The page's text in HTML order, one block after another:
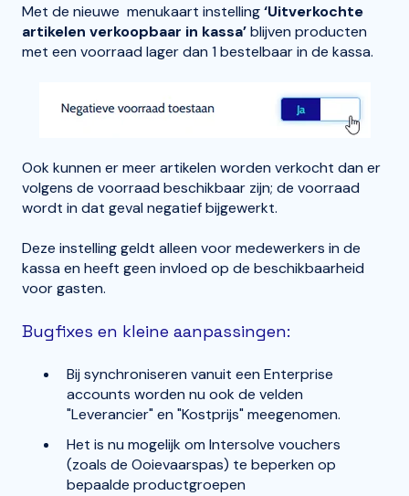
Met de nieuwe menukaart instelling‘Uitverkochte
artikelen verkoopbaar in kassa’blijven producten
met een voorraad lager dan 1 bestelbaar in de kassa.
Ook kunnen er meer artikelen worden verkocht dan er
volgens de voorraad beschikbaar zijn; de voorraad
wordt in dat geval negatief bijgewerkt.
Deze instelling geldt alleen voor medewerkers in de
kassa en heeft geen invloed op de beschikbaarheid
voor gasten.
Bugfixes en kleine aanpassingen:
Bij synchroniseren vanuit een Enterprise
accounts worden nu ook de velden
"Leverancier" en "Kostprijs" meegenomen.
Het is nu mogelijk om Intersolve vouchers
(zoals de Ooievaarspas) te beperken op
bepaalde productgroepen